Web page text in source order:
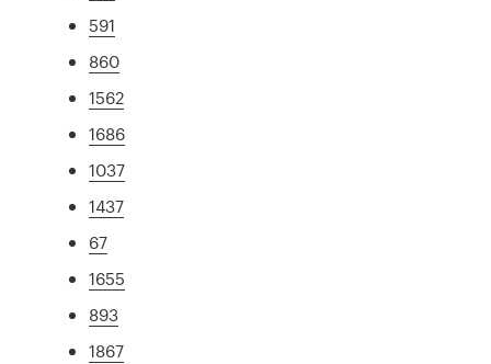
591
860
1562
1686
1037
1437
67
1655
893
1867